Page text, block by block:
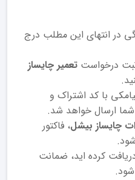
در انتهای این مطلب درج
درخواست تعمیر چایساز
با کد اشتراک و
ارسال خواهد شد.
چایساز بیشل، فاکتور
کرده اید، ضمانت